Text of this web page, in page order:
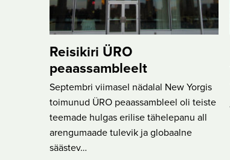
Reisikiri ÜRO
peaassambleelt
Septembri viimasel nädalal New Yorgis
toimunud ÜRO peaassambleel oli teiste
teemade hulgas erilise tähelepanu all
arengumaade tulevik ja globaalne
säästev…